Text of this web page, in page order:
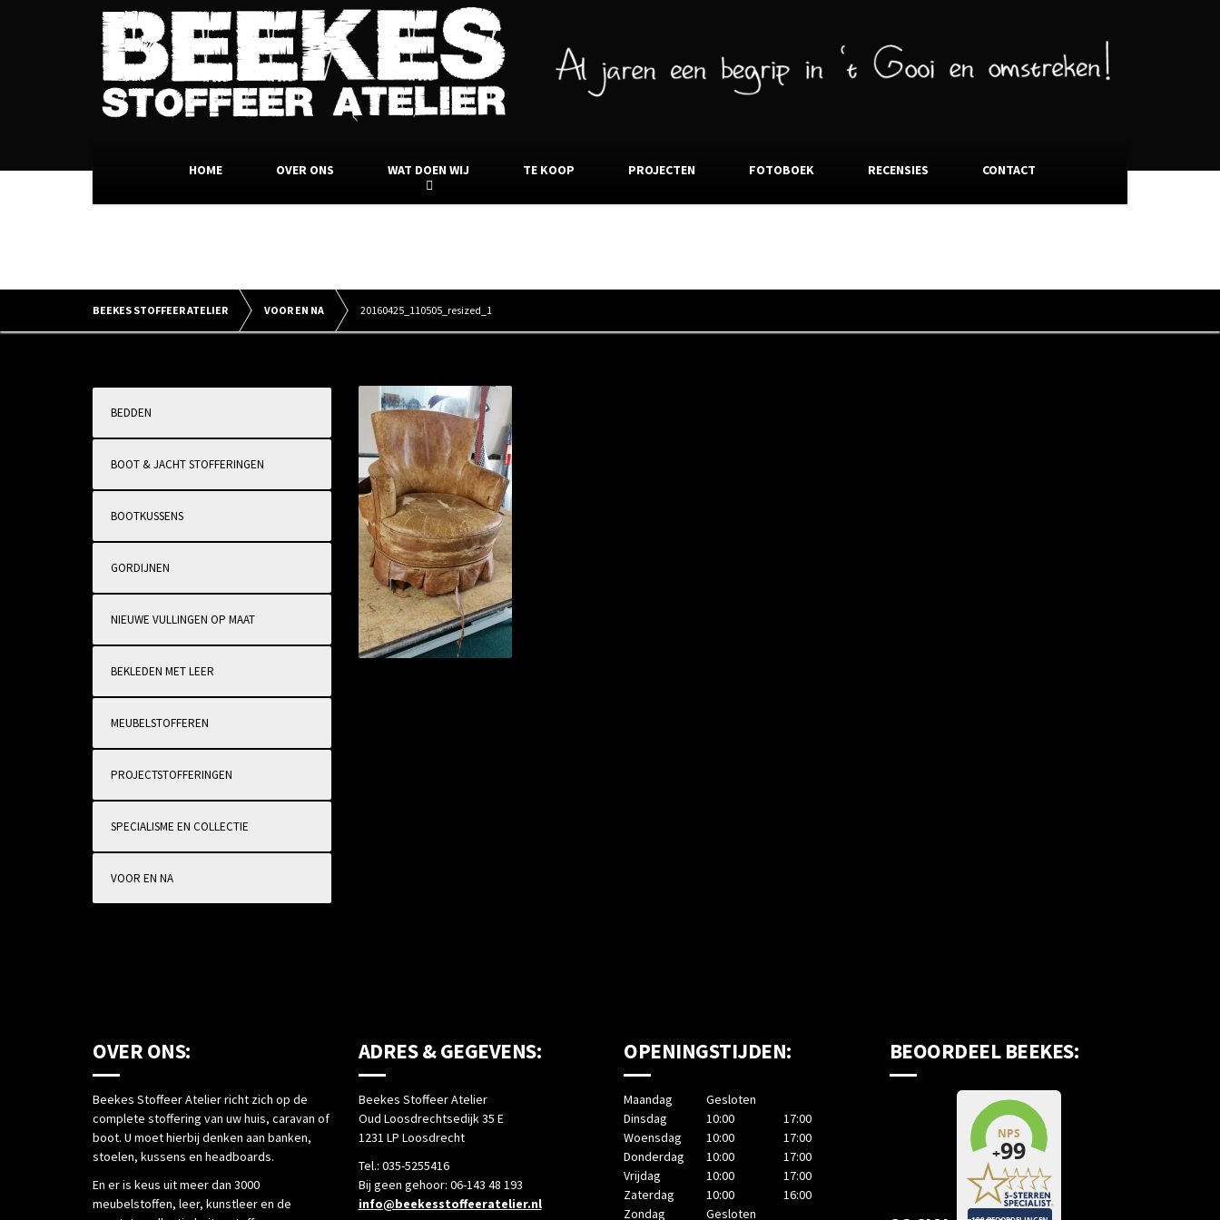
HOME OVER ONS WAT DOEN WIJ TE KOOP PROJECTEN FOTOBOEK RECENSIES CONTACT
BEEKES STOFFEER ATELIER VOOR EN NA 20160425_110505_resized_1
BEDDEN
BOOT & JACHT STOFFERINGEN
BOOTKUSSENS
GORDIJNEN
NIEUWE VULLINGEN OP MAAT
BEKLEDEN MET LEER
MEUBELSTOFFEREN
PROJECTSTOFFERINGEN
SPECIALISME EN COLLECTIE
VOOR EN NA
OVER ONS:
Beekes Stoffeer Atelier richt zich op de
complete stoffering van uw huis, caravan of
boot. U moet hierbij denken aan banken,
stoelen, kussens en headboards.
En er is keus uit meer dan 3000
meubelstoffen, leer, kunstleer en de
ADRES & GEGEVENS:
Beekes Stoffeer Atelier
Oud Loosdrechtsedijk 35 E
1231 LP Loosdrecht
Tel.: 035-5255416
Bij geen gehoor: 06-143 48 193
info@beekesstoffeeratelier.nl
OPENINGSTIJDEN:
Maandag
Gesloten
Dinsdag
10:00
17:00
Woensdag
10:00
17:00
Donderdag
10:00
17:00
Vrijdag
10:00
17:00
Zaterdag
10:00
16:00
Zondag
Gesloten
BEOORDEEL BEEKES: